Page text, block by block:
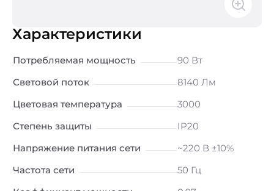
Характеристики
Потребляемая мощность
90 Вт
Световой поток
8140 Лм
Цветовая температура
3000
Степень защиты
IP20
Напряжение питания сети
~220 В ±10%
Частота сети
50 Гц